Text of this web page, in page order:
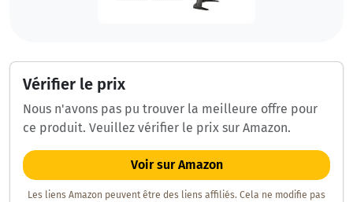
Vérifier le prix
Nous n'avons pas pu trouver la meilleure offre pour
ce produit. Veuillez vérifier le prix sur Amazon.
Voir sur Amazon
Les liens Amazon peuvent être des liens affiliés. Cela ne modifie pas